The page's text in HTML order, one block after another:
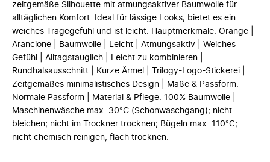
zeitgemäße Silhouette mit atmungsaktiver Baumwolle für
alltäglichen Komfort. Ideal für lässige Looks, bietet es ein
weiches Tragegefühl und ist leicht. Hauptmerkmale: Orange |
Arancione | Baumwolle | Leicht | Atmungsaktiv | Weiches
Gefühl | Alltagstauglich | Leicht zu kombinieren |
Rundhalsausschnitt | Kurze Ärmel | Trilogy-Logo-Stickerei |
Zeitgemäßes minimalistisches Design | Maße & Passform:
Normale Passform | Material & Pflege: 100% Baumwolle |
Maschinenwäsche max. 30°C (Schonwaschgang); nicht
bleichen; nicht im Trockner trocknen; Bügeln max. 110°C;
nicht chemisch reinigen; flach trocknen.